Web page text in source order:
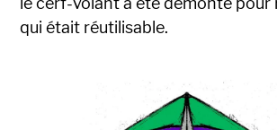
qui était réutilisable.